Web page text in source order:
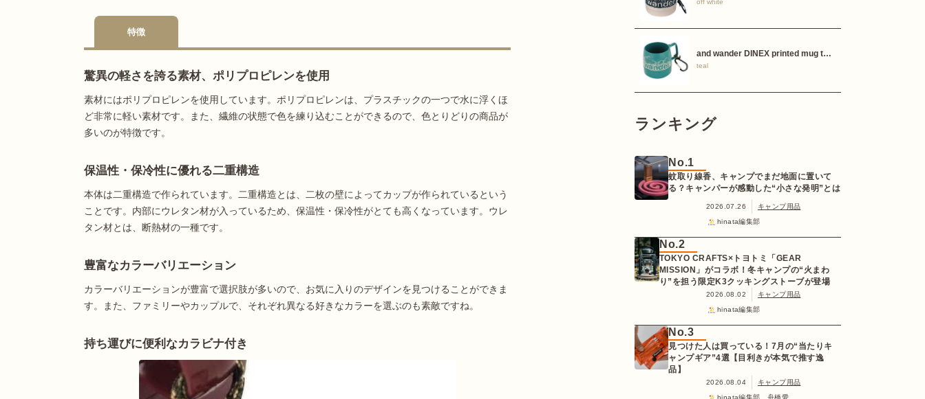
特徴
驚異の軽さを誇る素材、ポリプロピレンを使用
素材にはポリプロピレンを使用しています。ポリプロピレンは、プラスチックの一つで水に浮くほ
ど非常に軽い素材です。また、繊維の状態で色を練り込むことができるので、色とりどりの商品が
多いのが特徴です。
保温性・保冷性に優れる二重構造
本体は二重構造で作られています。二重構造とは、二枚の壁によってカップが作られているという
ことです。内部にウレタン材が入っているため、保温性・保冷性がとても高くなっています。ウレ
タン材とは、断熱材の一種です。
豊富なカラーバリエーション
カラーバリエーションが豊富で選択肢が多いので、お気に入りのデザインを見つけることができま
す。また、ファミリーやカップルで、それぞれ異なる好きなカラーを選ぶのも素敵ですね。
持ち運びに便利なカラビナ付き
off white
and wander DINEX printed mug t…
teal
ランキング
No.1
蚊取り線香、キャンプでまだ地面に置いて
る？キャンパーが感動した“小さな発明”とは
2026.07.26
キャンプ用品
hinata編集部
No.2
TOKYO CRAFTS×トヨトミ「GEAR
MISSION」がコラボ！冬キャンプの“火まわ
り”を担う限定K3クッキングストーブが登場
2026.08.02
キャンプ用品
hinata編集部
No.3
見つけた人は買っている！7月の“当たりキ
ャンプギア”4選【目利きが本気で推す逸
品】
2026.08.04
キャンプ用品
hinata編集部 舟橋愛